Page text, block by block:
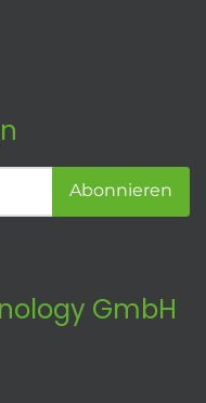
Abonnieren
GmbH